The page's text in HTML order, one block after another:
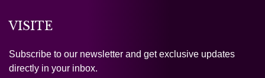
VISITE
Subscribe to our newsletter and get exclusive updates
directly in your inbox.